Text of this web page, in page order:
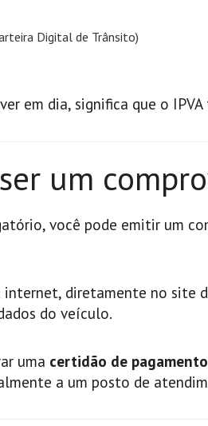
Digital de Trânsito)
em dia, significa que o
um
você pode emitir um
diretamente no site
do veículo.
uma certidão de
a um posto de